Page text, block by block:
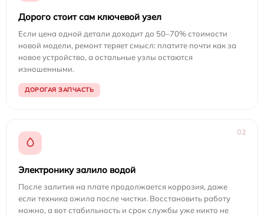
Дорого стоит сам ключевой узел
Если цена одной детали доходит до 50–70% стоимости
новой модели, ремонт теряет смысл: платите почти как за
новое устройство, а остальные узлы остаются
изношенными.
ДОРОГАЯ ЗАПЧАСТЬ
02
Электронику залило водой
После залития на плате продолжается коррозия, даже
если техника ожила после чистки. Восстановить работу
можно, а вот стабильность и срок службы уже никто не